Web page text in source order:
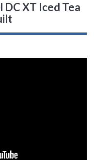
XT Iced Tea